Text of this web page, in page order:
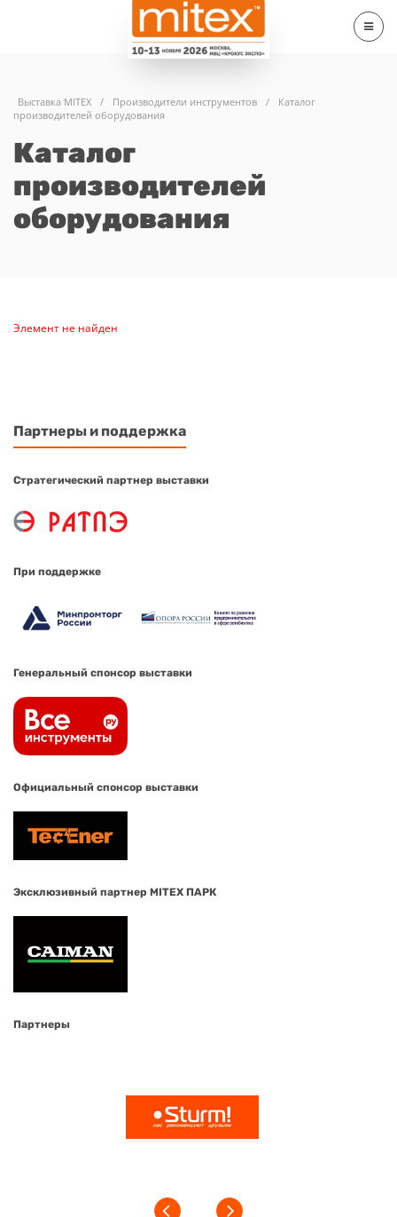
Выставка MITEX / Производители инструментов /
Каталог
производителей оборудования
Каталог
производителей
оборудования
Элемент не найден
Партнеры и поддержка
Стратегический партнер выставки
При поддержке
Генеральный спонсор выставки
Официальный спонсор выставки
Эксклюзивный партнер MITEX ПАРК
Партнеры